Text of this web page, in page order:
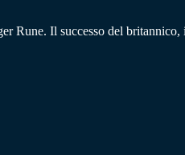
Rune. Il successo del